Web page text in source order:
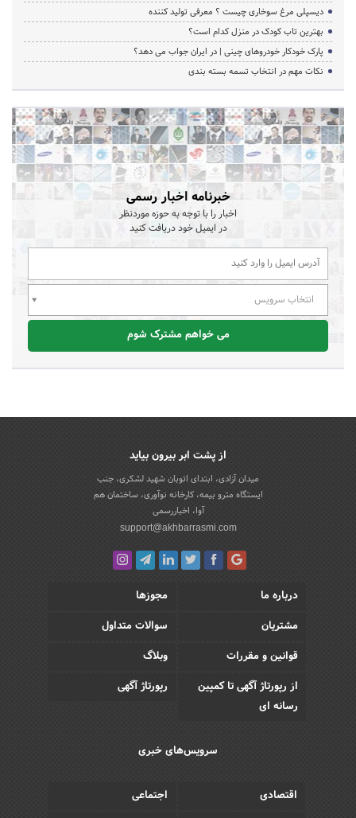
دیسپلی مرغ سوخاری چیست ؟ معرفی تولید کننده
بهترین تاب کودک در منزل کدام است؟
پارک خودکار خودروهای چینی | در ایران جواب می دهد؟
نکات مهم در انتخاب تسمه بسته بندی
خبرنامه اخبار رسمی
اخبار را با توجه به حوزه موردنظر
در ایمیل خود دریافت کنید
انتخاب سرویس
می خواهم مشترک شوم
از پشت ابر بیرون بیاید
میدان آزادی، ابتدای اتوبان شهید لشکری، جنب
ایستگاه مترو بیمه، کارخانه نوآوری، ساختمان هم
آوا، اخباررسمی
support@akhbarrasmi.com
درباره ما
مجوزها
مشتریان
سوالات متداول
قوانین و مقررات
وبلاگ
از رپورتاژ آگهی تا کمپین
رسانه ای
رپورتاژ آگهی
سرویس‌های خبری
اقتصادی
اجتماعی